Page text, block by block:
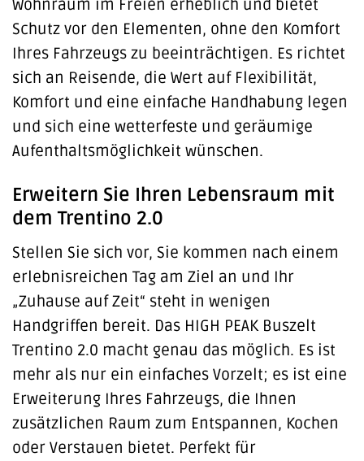
Wohnraum im Freien erheblich und bietet
Schutz vor den Elementen, ohne den Komfort
Ihres Fahrzeugs zu beeinträchtigen. Es richtet
sich an Reisende, die Wert auf Flexibilität,
Komfort und eine einfache Handhabung legen
und sich eine wetterfeste und geräumige
Aufenthaltsmöglichkeit wünschen.
Erweitern Sie Ihren Lebensraum mit
dem Trentino 2.0
Stellen Sie sich vor, Sie kommen nach einem
erlebnisreichen Tag am Ziel an und Ihr
„Zuhause auf Zeit“ steht in wenigen
Handgriffen bereit. Das HIGH PEAK Buszelt
Trentino 2.0 macht genau das möglich. Es ist
mehr als nur ein einfaches Vorzelt; es ist eine
Erweiterung Ihres Fahrzeugs, die Ihnen
zusätzlichen Raum zum Entspannen, Kochen
oder Verstauen bietet. Perfekt für